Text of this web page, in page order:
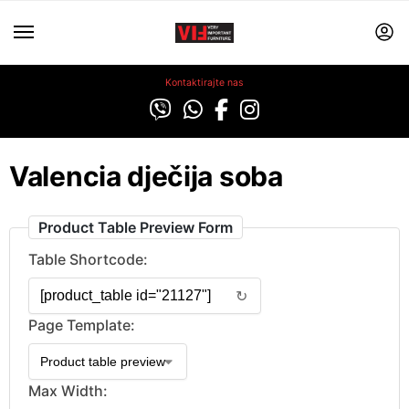
Kontaktirajte nas
Valencia dječija soba
Product Table Preview Form
Table Shortcode:
↻
Page Template:
Max Width: